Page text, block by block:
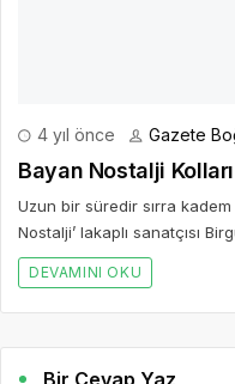
4 yıl önce Gazete
Bayan Nostalji Kolları
Uzun bir süredir sırra kadem
Nostalji’ lakaplı sanatçısı
DEVAMINI OKU
Bir Cevap Yaz